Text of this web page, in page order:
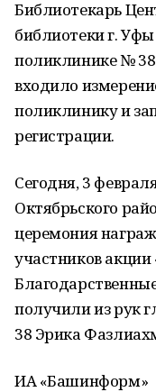
Библиотекарь
библиотеки г.
поликлинике № 38
входило
поликлинику и
регистрации.
Сегодня, 3
Октябрьского
церемония
участников
получили из рук
38 Эрика
ИА «Башинформ»